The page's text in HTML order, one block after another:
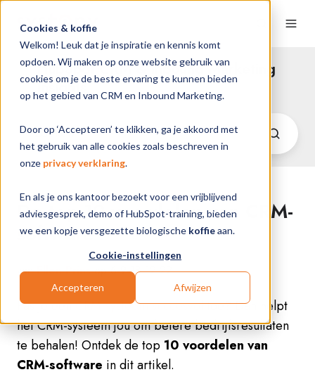
Cookies & koffie
Welkom! Leuk dat je inspiratie en kennis komt
opdoen. Wij maken op onze website gebruik van
cookies om je de beste ervaring te kunnen bieden
op het gebied van CRM en Inbound Marketing.
Door op ‘Accepteren’ te klikken, ga je akkoord met
het gebruik van alle cookies zoals beschreven in
onze privacy verklaring.
En als je ons kantoor bezoekt voor een vrijblijvend
adviesgesprek, demo of HubSpot-training, bieden
we een kopje versgezette biologische koffieaan.
Cookie-instellingen
Accepteren Afwijzen
HubSpot CRM & Inbound Marketing
Insights
De top 10 voordelen van CRM-
software
vanEllen Prinsop 6-9-18 12:22
Pas je eenCRM-systeem succesvoltoe? Dan helpt
het CRM-systeem jou om betere bedrijfsresultaten
te behalen! Ontdekde top 10 voordelen van
CRM-software in dit artikel.